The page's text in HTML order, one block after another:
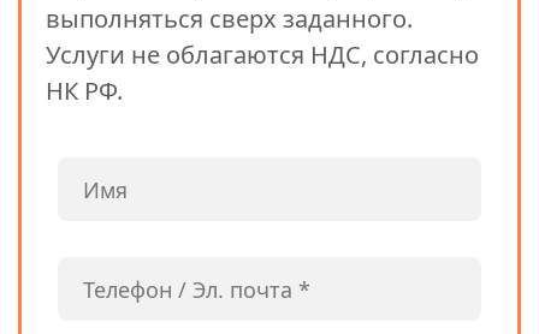
выполняться сверх заданного.
Услуги не облагаются НДС, согласно
НК РФ.